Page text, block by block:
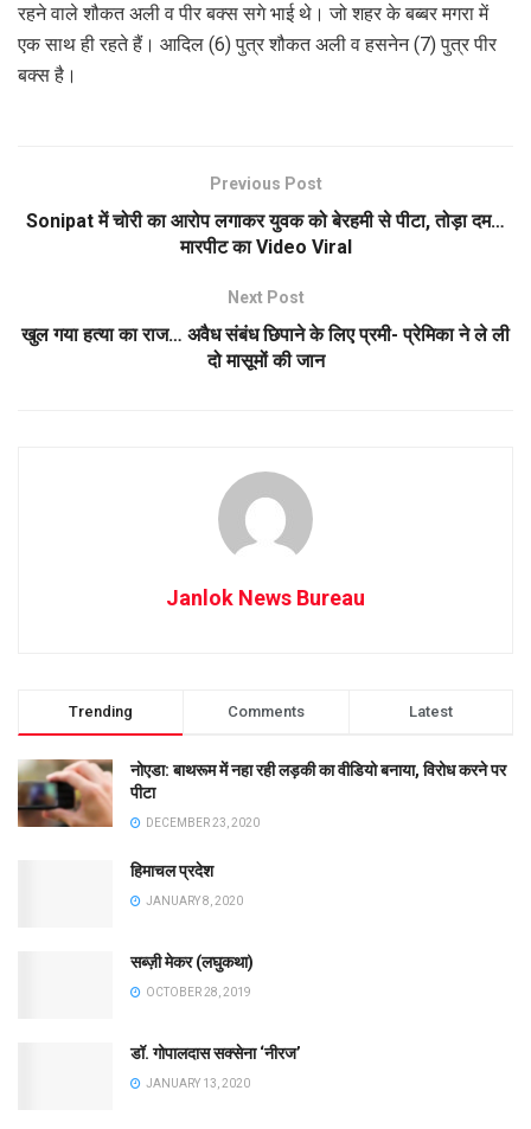
रहने वाले शौकत अली व पीर बक्स सगे भाई थे। जो शहर के बब्बर मगरा में
एक साथ ही रहते हैं। आदिल (6) पुत्र शौकत अली व हसनेन (7) पुत्र पीर
बक्स है।
Previous Post
Sonipat में चोरी का आरोप लगाकर युवक को बेरहमी से पीटा, तोड़ा दम…
मारपीट का Video Viral
Next Post
खुल गया हत्या का राज… अवैध संबंध छिपाने के लिए प्रमी- प्रेमिका ने ले ली
दो मासूमों की जान
Janlok News Bureau
Trending Comments Latest
नोएडा: बाथरूम में नहा रही लड़की का वीडियो बनाया, विरोध करने पर
पीटा
DECEMBER 23, 2020
हिमाचल प्रदेश
JANUARY 8, 2020
सब्ज़ी मेकर (लघुकथा)
OCTOBER 28, 2019
डॉ. गोपालदास सक्सेना ‘नीरज’
JANUARY 13, 2020